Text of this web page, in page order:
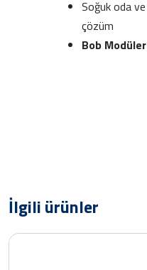
Soğuk oda ve
çözüm
Bob Modüler
İlgili ürünler